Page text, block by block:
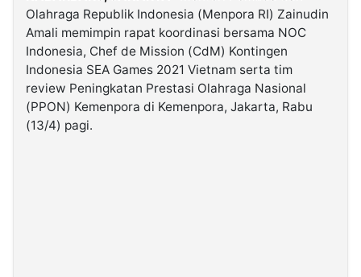
Kabarbaru.co
2026
Kabarbaru
Media
Olahraga Republik Indonesia (Menpora RI) Zainudin
Amali memimpin rapat koordinasi bersama NOC
Indonesia, Chef de Mission (CdM) Kontingen
Indonesia SEA Games 2021 Vietnam serta tim
review Peningkatan Prestasi Olahraga Nasional
(PPON) Kemenpora di Kemenpora, Jakarta, Rabu
(13/4) pagi.